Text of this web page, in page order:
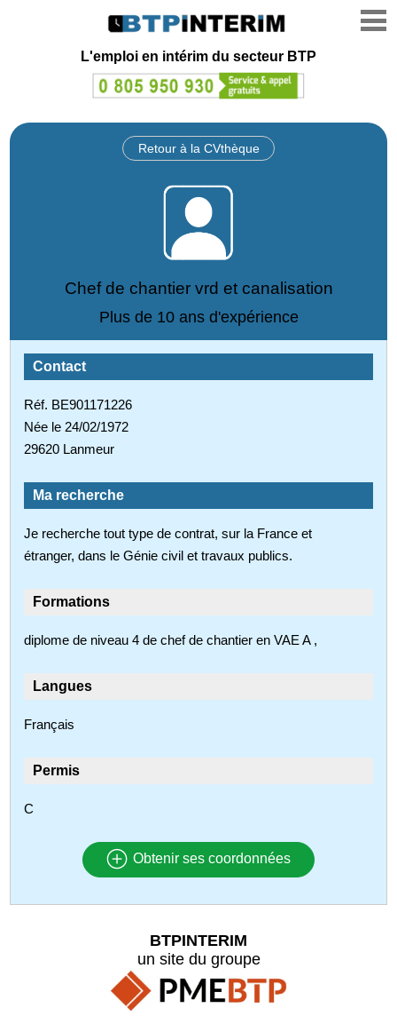
L'emploi en intérim du secteur BTP
Retour à la CVthèque
Chef de chantier vrd et canalisation
Plus de 10 ans d'expérience
Contact
Réf. BE901171226
Née le 24/02/1972
29620 Lanmeur
Ma recherche
Je recherche tout type de contrat, sur la France et
étranger, dans le Génie civil et travaux publics.
Formations
diplome de niveau 4 de chef de chantier en VAE A ,
Langues
Français
Permis
C
Obtenir ses coordonnées
BTPINTERIM
un site du groupe